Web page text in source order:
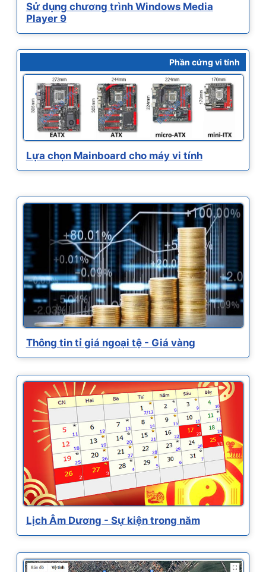
Sử dụng chương trình Windows Media
Player 9
Phần cứng vi tính
Lựa chọn Mainboard cho máy vi tính
Thông tin tỉ giá ngoại tệ - Giá vàng
Lịch Âm Dương - Sự kiện trong năm